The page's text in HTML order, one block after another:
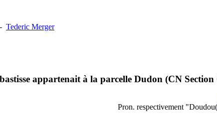
- Tederic Merger
appartenait à la parcelle Dudon (CN
Pron. respectivement